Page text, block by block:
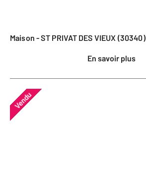
Maison - ST PRIVAT DES VIEUX (30340)
En savoir plus
Vendu